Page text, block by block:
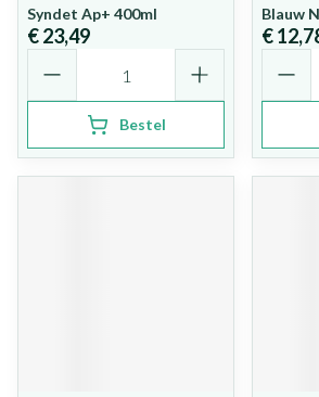
Syndet Ap+ 400ml
€ 23,49
Bestel
Blauw
€